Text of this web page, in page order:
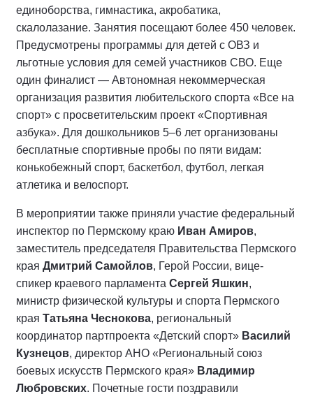
единоборства, гимнастика, акробатика,
скалолазание. Занятия посещают более 450 человек.
Предусмотрены программы для детей с ОВЗ и
льготные условия для семей участников СВО. Еще
один финалист — Автономная некоммерческая
организация развития любительского спорта «Все на
спорт» с просветительским проект «Спортивная
азбука». Для дошкольников 5–6 лет организованы
бесплатные спортивные пробы по пяти видам:
конькобежный спорт, баскетбол, футбол, легкая
атлетика и велоспорт.
В мероприятии также приняли участие федеральный
инспектор по Пермскому краю Иван Амиров,
заместитель председателя Правительства Пермского
края Дмитрий Самойлов, Герой России, вице-
спикер краевого парламента Сергей Яшкин,
министр физической культуры и спорта Пермского
края Татьяна Чеснокова, региональный
координатор партпроекта «Детский спорт» Василий
Кузнецов, директор АНО «Региональный союз
боевых искусств Пермского края» Владимир
Любровских. Почетные гости поздравили